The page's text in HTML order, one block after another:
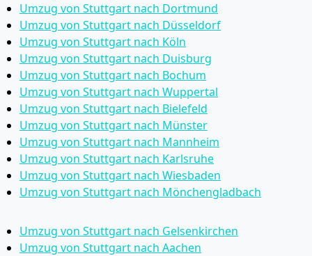
Umzug von Stuttgart nach Dortmund
Umzug von Stuttgart nach Düsseldorf
Umzug von Stuttgart nach Köln
Umzug von Stuttgart nach Duisburg
Umzug von Stuttgart nach Bochum
Umzug von Stuttgart nach Wuppertal
Umzug von Stuttgart nach Bielefeld
Umzug von Stuttgart nach Münster
Umzug von Stuttgart nach Mannheim
Umzug von Stuttgart nach Karlsruhe
Umzug von Stuttgart nach Wiesbaden
Umzug von Stuttgart nach Mönchen­gladbach
Umzug von Stuttgart nach Gelsenkirchen
Umzug von Stuttgart nach Aachen